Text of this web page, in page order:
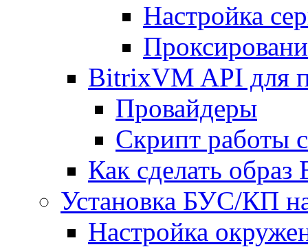
Настройка
BitrixVM API для
Провайдеры
Скрипт работы
Как сделать
Установка БУС/КП
Настройка